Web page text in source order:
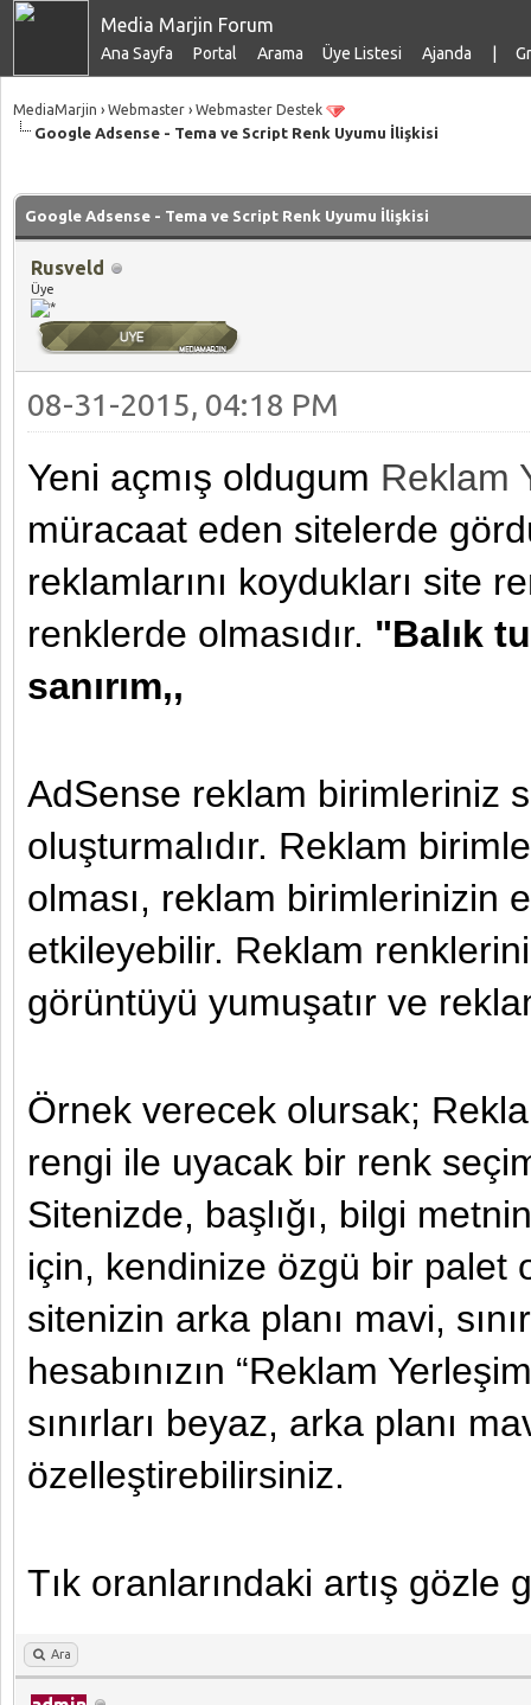
Media Marjin Forum
Ana Sayfa Portal Arama Üye Listesi Ajanda
MediaMarjin › Webmaster › Webmaster Destek
Google Adsense - Tema ve Script Renk Uyumu İlişkisi
Google Adsense - Tema ve Script Renk Uyumu İlişkisi
Rusveld
Üye
08-31-2015, 04:18 PM
Yeni açmış oldugum Reklam
müracaat eden sitelerde
reklamlarını koydukları site
renklerde olmasıdır. "Balık
sanırım,,
AdSense reklam birimleriniz
oluşturmalıdır. Reklam
olması, reklam birimlerinizin
etkileyebilir. Reklam
görüntüyü yumuşatır ve
Örnek verecek olursak;
rengi ile uyacak bir renk
Sitenizde, başlığı, bilgi
için, kendinize özgü bir palet
sitenizin arka planı mavi,
hesabınızın “Reklam
sınırları beyaz, arka planı
özelleştirebilirsiniz.
Tık oranlarındaki artış gözle
Ara